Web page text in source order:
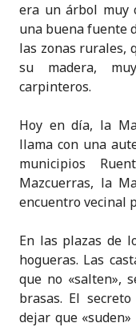
era un árbol muy
una buena fuente
las zonas rurales,
su madera,
carpinteros.
Hoy en día, la
llama con una
municipios
Mazcuerras, la
encuentro vecinal
En las plazas de
hogueras. Las
que no «salten»,
brasas. El
dejar que